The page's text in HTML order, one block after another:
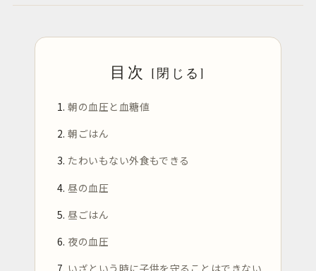
目次
朝の血圧と血糖値
朝ごはん
たわいもない外食もできる
昼の血圧
昼ごはん
夜の血圧